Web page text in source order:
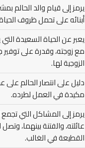
يرمز إلى قيام والد الحالم
أبنائه على تحمل ظروف
يعبر عن الحياة السعيدة
مع زوجته، وقدرة على توفير
الزوجية لها.
دليل على انتصار الحالم
مكيدة في العمل لطرده.
يرمز إلى المشاكل التي
عائلته، والفتنة بينهما،
القطيعة في الغالب.